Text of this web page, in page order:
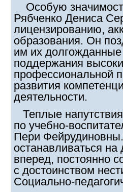
Особую
Рябченко Дениса
лицензированию,
образования. Он
им их
поддержания
профессиональной
развития
деятельности.
Теплые
по учебно-
Пери
останавливаться на
вперед, постоянно
с достоинством
Социально-